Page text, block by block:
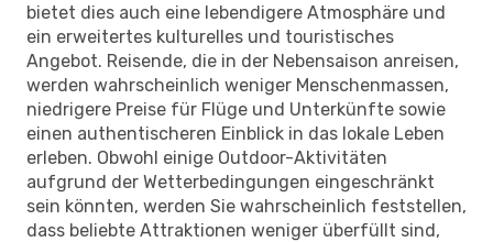
bietet dies auch eine lebendigere Atmosphäre und
ein erweitertes kulturelles und touristisches
Angebot. Reisende, die in der Nebensaison anreisen,
werden wahrscheinlich weniger Menschenmassen,
niedrigere Preise für Flüge und Unterkünfte sowie
einen authentischeren Einblick in das lokale Leben
erleben. Obwohl einige Outdoor-Aktivitäten
aufgrund der Wetterbedingungen eingeschränkt
sein könnten, werden Sie wahrscheinlich feststellen,
dass beliebte Attraktionen weniger überfüllt sind,